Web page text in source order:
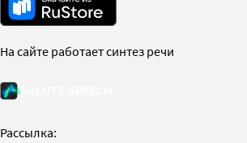
На сайте работает синтез речи
Рассылка: